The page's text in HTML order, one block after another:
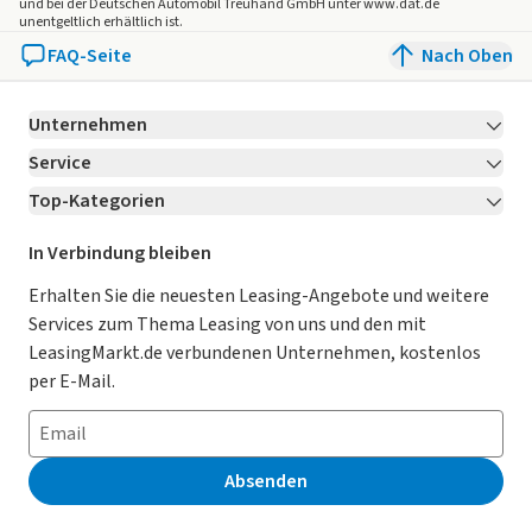
und bei der Deutschen Automobil Treuhand GmbH unter www.dat.de
unentgeltlich erhältlich ist.
FAQ-Seite Nach Oben
Unternehmen
Über LeasingMarkt.de
Karriere Jetzt bewerben!
Für Händler
Kooperation mit AutoScout24
AGB
Datenschutz
Impressum
Erklärung zur Barrierefreiheit
Service
Kontakt
Ratgeber
Magazin
Datenschutz-Einstellungen
So funktioniert’s
Häufig gestellte Fragen
Leasing-Lexikon
Auto-Tests
Top-Kategorien
Leasing Deals
Gebrauchtwagen Leasing
Leasing ohne Anzahlung
E-Auto Leasing
Privatleasing
Leasing-Vergleiche
Herstellerverzeichnis
In Verbindung bleiben
Erhalten Sie die neuesten Leasing-Angebote und weitere
Services zum Thema Leasing von uns und den mit
LeasingMarkt.de verbundenen Unternehmen, kostenlos
per E-Mail.
Absenden